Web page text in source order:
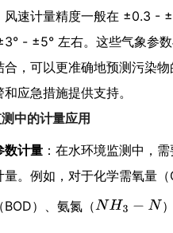
风速计量精度一般在 ±0.3 -
- ±5° 左右。这些气象参
合，可以更准确地预测污染
应急措施提供支持。
中的计量应用
数计量 ：在水环境监测中，
量。例如，对于化学需氧量
BOD）、氨氮（